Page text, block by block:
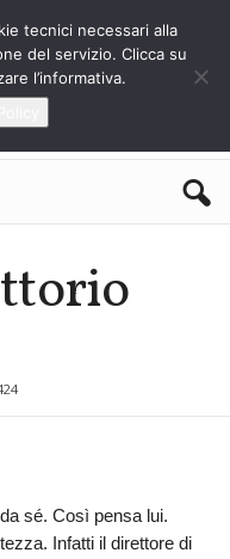
sé. Così pensa lui.
Infatti il direttore di
tecnici necessari alla
del servizio. Clicca su
l’informativa.